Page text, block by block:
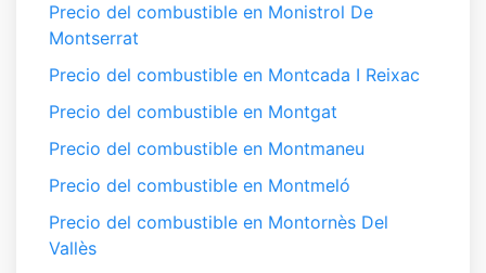
Precio del combustible en Monistrol De
Montserrat
Precio del combustible en Montcada I Reixac
Precio del combustible en Montgat
Precio del combustible en Montmaneu
Precio del combustible en Montmeló
Precio del combustible en Montornès Del
Vallès